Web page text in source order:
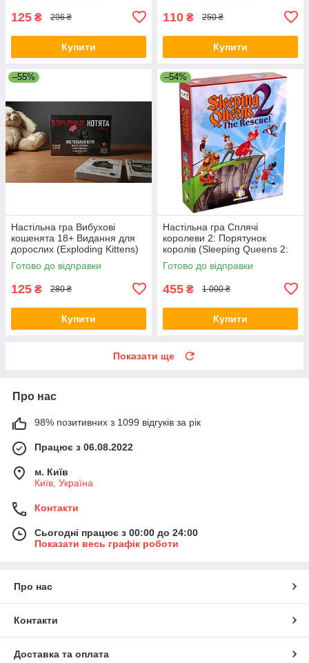
125 ₴ 296 ₴
Купити
110 ₴ 250 ₴
Купити
–55%
Настільна гра Вибухові
кошенята 18+ Видання для
дорослих (Exploding Kittens)
+ правила УКРАЇНСЬКОЮ
Готово до відправки
125 ₴ 280 ₴
Купити
–54%
Настільна гра Сплячі
королеви 2: Порятунок
королів (Sleeping Queens 2:
The Rescue) + правила РУС /
УКР
Готово до відправки
455 ₴ 1 000 ₴
Купити
Показати ще
Про нас
98% позитивних з 1099 відгуків за рік
Працює з 06.08.2022
м. Київ
Київ, Україна
Контакти
Сьогодні працює з 00:00 до 24:00
Показати весь графік роботи
Про нас
Контакти
Доставка та оплата